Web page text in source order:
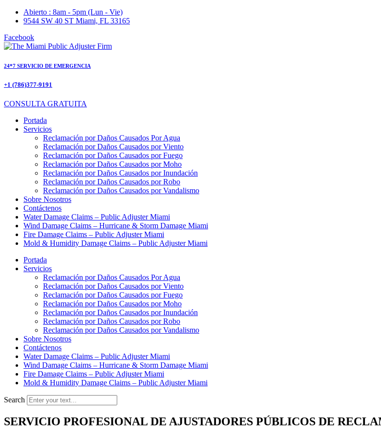
Abierto : 8am - 5pm (Lun - Vie)
9544 SW 40 ST Miami, FL 33165
Facebook
24*7 SERVICIO DE EMERGENCIA
+1 (786)377-9191
CONSULTA GRATUITA
Portada
Servicios
Reclamación por Daños Causados Por Agua
Reclamación por Daños Causados por Viento
Reclamación por Daños Causados por Fuego
Reclamación por Daños Causados por Moho
Reclamación por Daños Causados por Inundación
Reclamación por Daños Causados por Robo
Reclamación por Daños Causados por Vandalismo
Sobre Nosotros
Contáctenos
Water Damage Claims – Public Adjuster Miami
Wind Damage Claims – Hurricane & Storm Damage Miami
Fire Damage Claims – Public Adjuster Miami
Mold & Humidity Damage Claims – Public Adjuster Miami
Portada
Servicios
Reclamación por Daños Causados Por Agua
Reclamación por Daños Causados por Viento
Reclamación por Daños Causados por Fuego
Reclamación por Daños Causados por Moho
Reclamación por Daños Causados por Inundación
Reclamación por Daños Causados por Robo
Reclamación por Daños Causados por Vandalismo
Sobre Nosotros
Contáctenos
Water Damage Claims – Public Adjuster Miami
Wind Damage Claims – Hurricane & Storm Damage Miami
Fire Damage Claims – Public Adjuster Miami
Mold & Humidity Damage Claims – Public Adjuster Miami
Search
SERVICIO PROFESIONAL DE AJUSTADORES PÚBLICOS DE